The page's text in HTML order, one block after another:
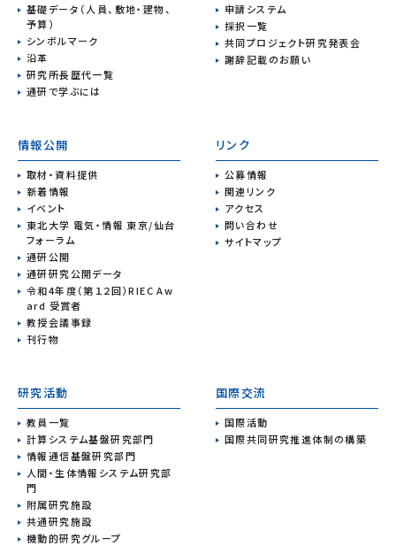
基礎データ（人員、敷地・建物、
予算）
シンボルマーク
沿革
研究所長歴代一覧
通研で学ぶには
申請システム
採択一覧
共同プロジェクト研究発表会
謝辞記載のお願い
情報公開
取材・資料提供
新着情報
イベント
東北大学 電気・情報 東京/仙台
フォーラム
通研公開
通研研究公開データ
令和4年度（第１２回）RIEC Aw
ard 受賞者
教授会議事録
刊行物
リンク
公募情報
関連リンク
アクセス
問い合わせ
サイトマップ
研究活動
教員一覧
計算システム基盤研究部門
情報通信基盤研究部門
人間・生体情報システム研究部
門
附属研究施設
共通研究施設
機動的研究グループ
国際交流
国際活動
国際共同研究推進体制の構築